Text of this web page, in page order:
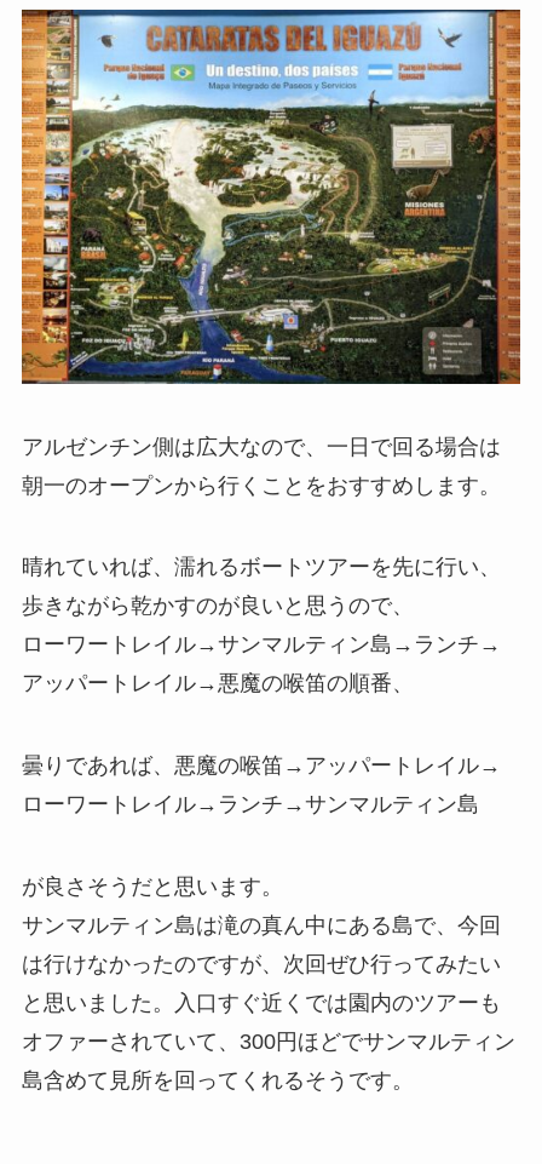
アルゼンチン側は広大なので、一日で回る場合は
朝一のオープンから行くことをおすすめします。
晴れていれば、濡れるボートツアーを先に行い、
歩きながら乾かすのが良いと思うので、
ローワートレイル→サンマルティン島→ランチ→
アッパートレイル→悪魔の喉笛の順番、
曇りであれば、悪魔の喉笛→アッパートレイル→
ローワートレイル→ランチ→サンマルティン島
が良さそうだと思います。
サンマルティン島は滝の真ん中にある島で、今回
は行けなかったのですが、次回ぜひ行ってみたい
と思いました。入口すぐ近くでは園内のツアーも
オファーされていて、300円ほどでサンマルティン
島含めて見所を回ってくれるそうです。